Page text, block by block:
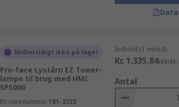
Midlertidigt ikke på lager
Pro-face Lystårn EZ Tower-
lampe til brug med HMI
SP5000
RS-varenummer 181-3223
Indhold (1 enhed)
Kr. 1.335,84(ekskl.
Antal